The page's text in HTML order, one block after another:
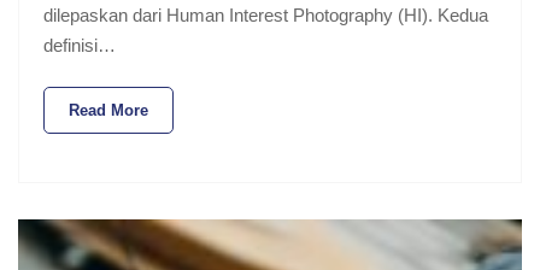
dilepaskan dari Human Interest Photography (HI). Kedua
definisi…
Read More